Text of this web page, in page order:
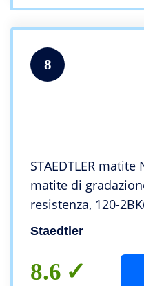
8
STAEDTLER
matite di
resistenza, 120-
Staedtler
8.6